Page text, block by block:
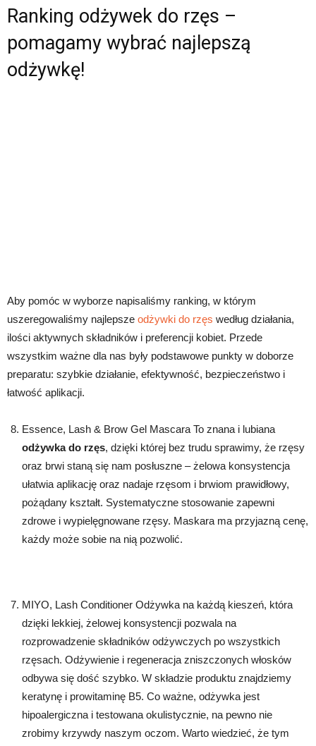
Ranking odżywek do rzęs –
pomagamy wybrać najlepszą
odżywkę!
Aby pomóc w wyborze napisaliśmy ranking, w którym
uszeregowaliśmy najlepsze odżywki do rzęs według działania,
ilości aktywnych składników i preferencji kobiet. Przede
wszystkim ważne dla nas były podstawowe punkty w doborze
preparatu: szybkie działanie, efektywność, bezpieczeństwo i
łatwość aplikacji.
Essence, Lash & Brow Gel Mascara To znana i lubiana
odżywka do rzęs, dzięki której bez trudu sprawimy, że rzęsy
oraz brwi staną się nam posłuszne – żelowa konsystencja
ułatwia aplikację oraz nadaje rzęsom i brwiom prawidłowy,
pożądany kształt. Systematyczne stosowanie zapewni
zdrowe i wypielęgnowane rzęsy. Maskara ma przyjazną cenę,
każdy może sobie na nią pozwolić.
MIYO, Lash Conditioner Odżywka na każdą kieszeń, która
dzięki lekkiej, żelowej konsystencji pozwala na
rozprowadzenie składników odżywczych po wszystkich
rzęsach. Odżywienie i regeneracja zniszczonych włosków
odbywa się dość szybko. W składzie produktu znajdziemy
keratynę i prowitaminę B5. Co ważne, odżywka jest
hipoalergiczna i testowana okulistycznie, na pewno nie
zrobimy krzywdy naszym oczom. Warto wiedzieć, że tym